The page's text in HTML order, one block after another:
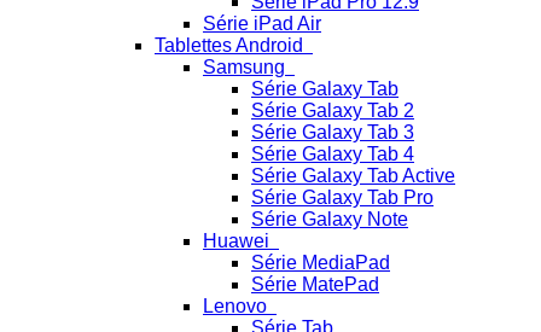
Série iPad Air
Tablettes Android
Samsung
Série Galaxy Tab
Série Galaxy Tab 2
Série Galaxy Tab 3
Série Galaxy Tab 4
Série Galaxy Tab Active
Série Galaxy Tab Pro
Série Galaxy Note
Huawei
Série MediaPad
Série MatePad
Lenovo
Série Tab